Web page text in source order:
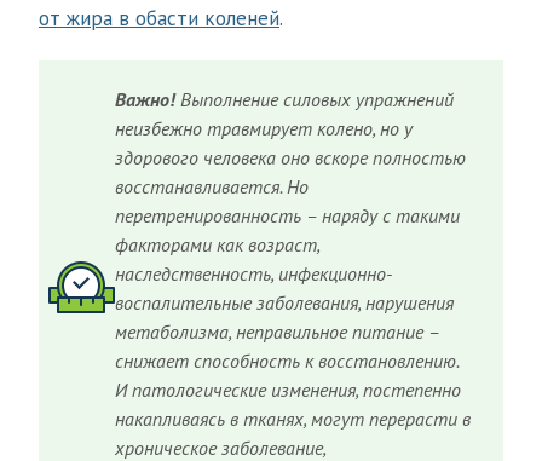
от жира в обасти коленей.
Важно!Выполнение силовых упражнений
неизбежно травмирует колено, но у
здорового человека оно вскоре полностью
восстанавливается. Но
перетренированность – наряду с такими
факторами как возраст,
наследственность, инфекционно-
воспалительные заболевания, нарушения
метаболизма, неправильное питание –
снижает способность к восстановлению.
И патологические изменения, постепенно
накапливаясь в тканях, могут перерасти в
хроническое заболевание,